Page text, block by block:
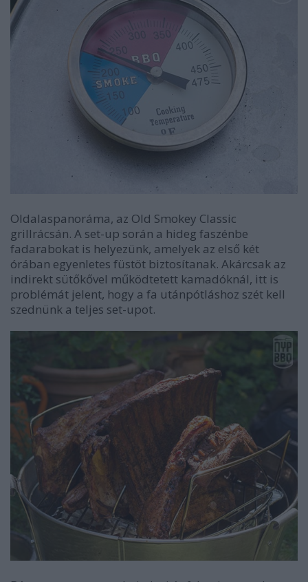
Oldalaspanoráma, az Old Smokey Classic
grillrácsán. A set-up során a hideg faszénbe
fadarabokat is helyezünk, amelyek az első két
órában egyenletes füstöt biztosítanak. Akárcsak az
indirekt sütőkővel működtetett kamadóknál, itt is
problémát jelent, hogy a fa utánpótláshoz szét kell
szednünk a teljes set-upot.